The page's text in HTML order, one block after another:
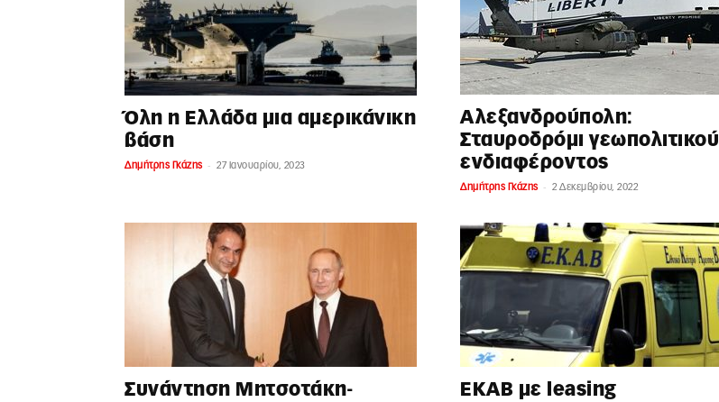
Όλη η Ελλάδα μια αμερικάνικη
βάση
Δημήτρης Γκάζης - 27 Ιανουαρίου, 2023
Αλεξανδρούπολη:
Σταυροδρόμι γεωπολιτικού
ενδιαφέροντος
Δημήτρης Γκάζης - 2 Δεκεμβρίου, 2022
Συνάντηση Μητσοτάκη-
ΕΚΑΒ με leasing